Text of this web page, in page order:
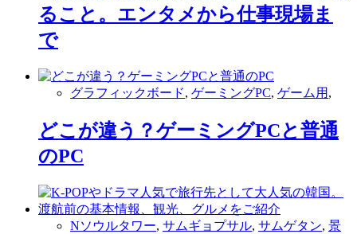
ること。エンタメから仕事現場ま
で
グラフィックボード, ゲーミングPC, ゲーム用 ,
どこが違う？ゲーミングPCと普通
のPC
Nソウルタワー, サムギョプサル, サムゲタン, 景